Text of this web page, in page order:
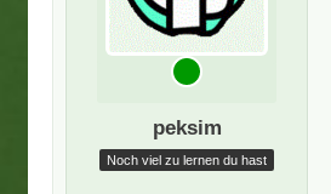
peksim
Noch viel zu lernen du hast